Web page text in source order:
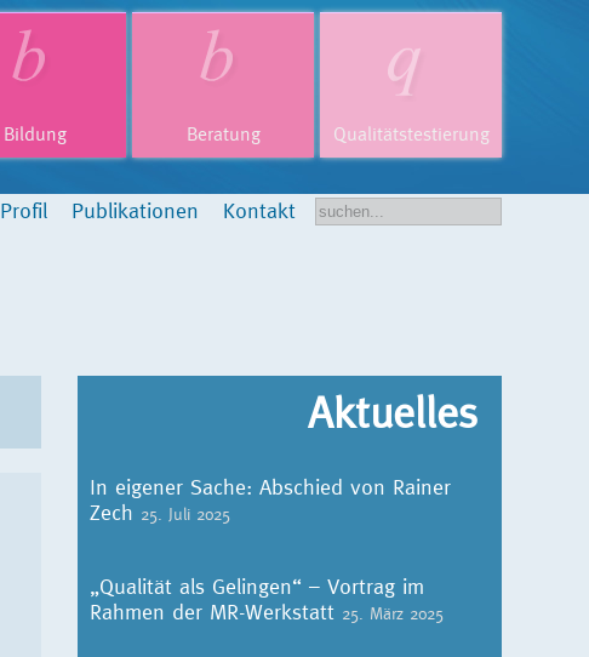
Bildung Beratung Qualitätstestierung
Kontakt
Publikationen
Profil
Aktuelles
In eigener Sache: Abschied von Rainer
Zech 25. Juli 2025
„Qualität als Gelingen“ – Vortrag im
Rahmen der MR-Werkstatt 25. März 2025